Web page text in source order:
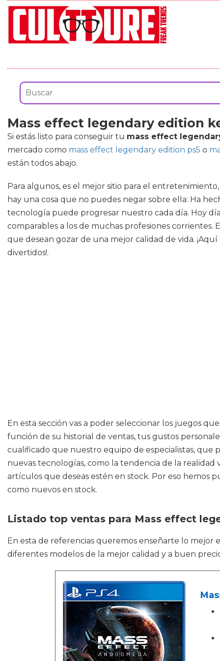
Mass effect legendary edition
Si estás listo para conseguir tu mass effect
mercado como mass effect legendary edition ps5 o
están todos abajo.
Para algunos, es el mejor sitio para el
hay una cosa que no puedes negar sobre ella: Ha
tecnología puede progresar nuestro cada día. Hoy
comparables a los de muchas profesiones
que desean gozar de una mejor calidad de vida.
divertidos!.
En esta sección vas a poder seleccionar los juegos
función de su historial de ventas, tus gustos
cualificado que nuestro equipo de especialistas, que
nuevas tecnologías, como la tendencia de la
artículos que deseas estén en stock. Por eso hemos
como nuevos en stock.
Listado top ventas para Mass effect
En esta de referencias queremos enseñarte lo mejor
diferentes modelos de la mejor calidad y a buen